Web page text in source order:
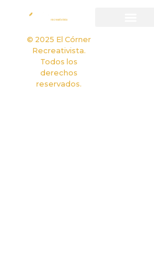
© 2025 El Córner
Recreativista.
Todos los
derechos
reservados.